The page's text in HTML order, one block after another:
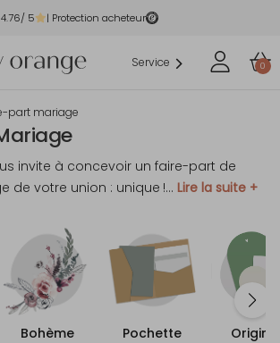
4.76/ 5 | Protection acheteur
Service 0
part mariage
invite à concevoir un faire-part de
de votre union : unique !... Lire la suite +
Bohème Pochette